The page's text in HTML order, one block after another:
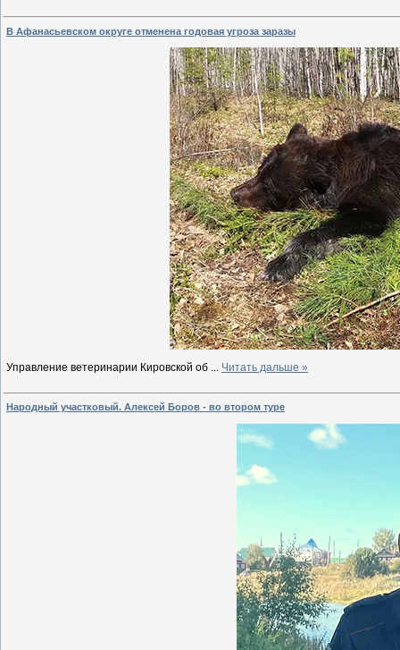
В Афанасьевском округе отменена годовая угроза заразы
Управление ветеринарии Кировской об ... Читать дальше »
Народный участковый. Алексей Боров - во втором туре